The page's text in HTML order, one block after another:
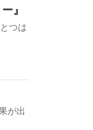
』
つは
が出